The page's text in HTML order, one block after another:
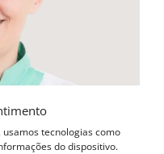
tecnologias como
do dispositivo.